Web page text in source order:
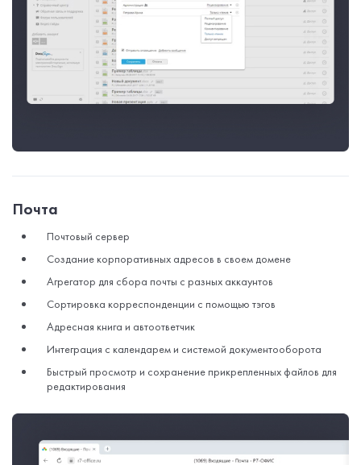
Почта
Почтовый сервер
Создание корпоративных адресов в своем домене
Агрегатор для сбора почты с разных аккаунтов
Сортировка корреспонденции с помощью тэгов
Адресная книга и автоответчик
Интеграция с календарем и системой документооборота
Быстрый просмотр и сохранение прикрепленных файлов для
редактирования